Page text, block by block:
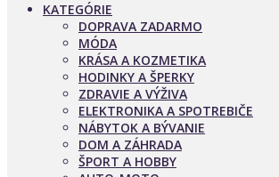
KATEGÓRIE
DOPRAVA ZADARMO
MÓDA
KRÁSA A KOZMETIKA
HODINKY A ŠPERKY
ZDRAVIE A VÝŽIVA
ELEKTRONIKA A SPOTREBIČE
NÁBYTOK A BÝVANIE
DOM A ZÁHRADA
ŠPORT A HOBBY